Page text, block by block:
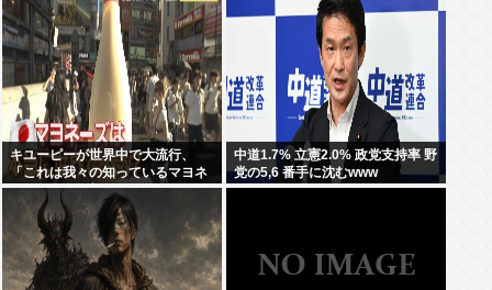
キユーピーが世界中で大流行、
「これは我々の知っているマヨネ
ーズではない新しいソースだ」
中道1.7% 立憲2.0% 政党支持率 野
党の5,6 番手に沈むwww